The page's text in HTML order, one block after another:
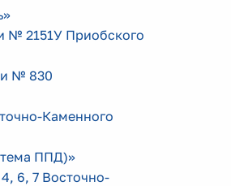
№ 2151У Приобского
№ 830
Каменного
ППД)»
6, 7 Восточно-